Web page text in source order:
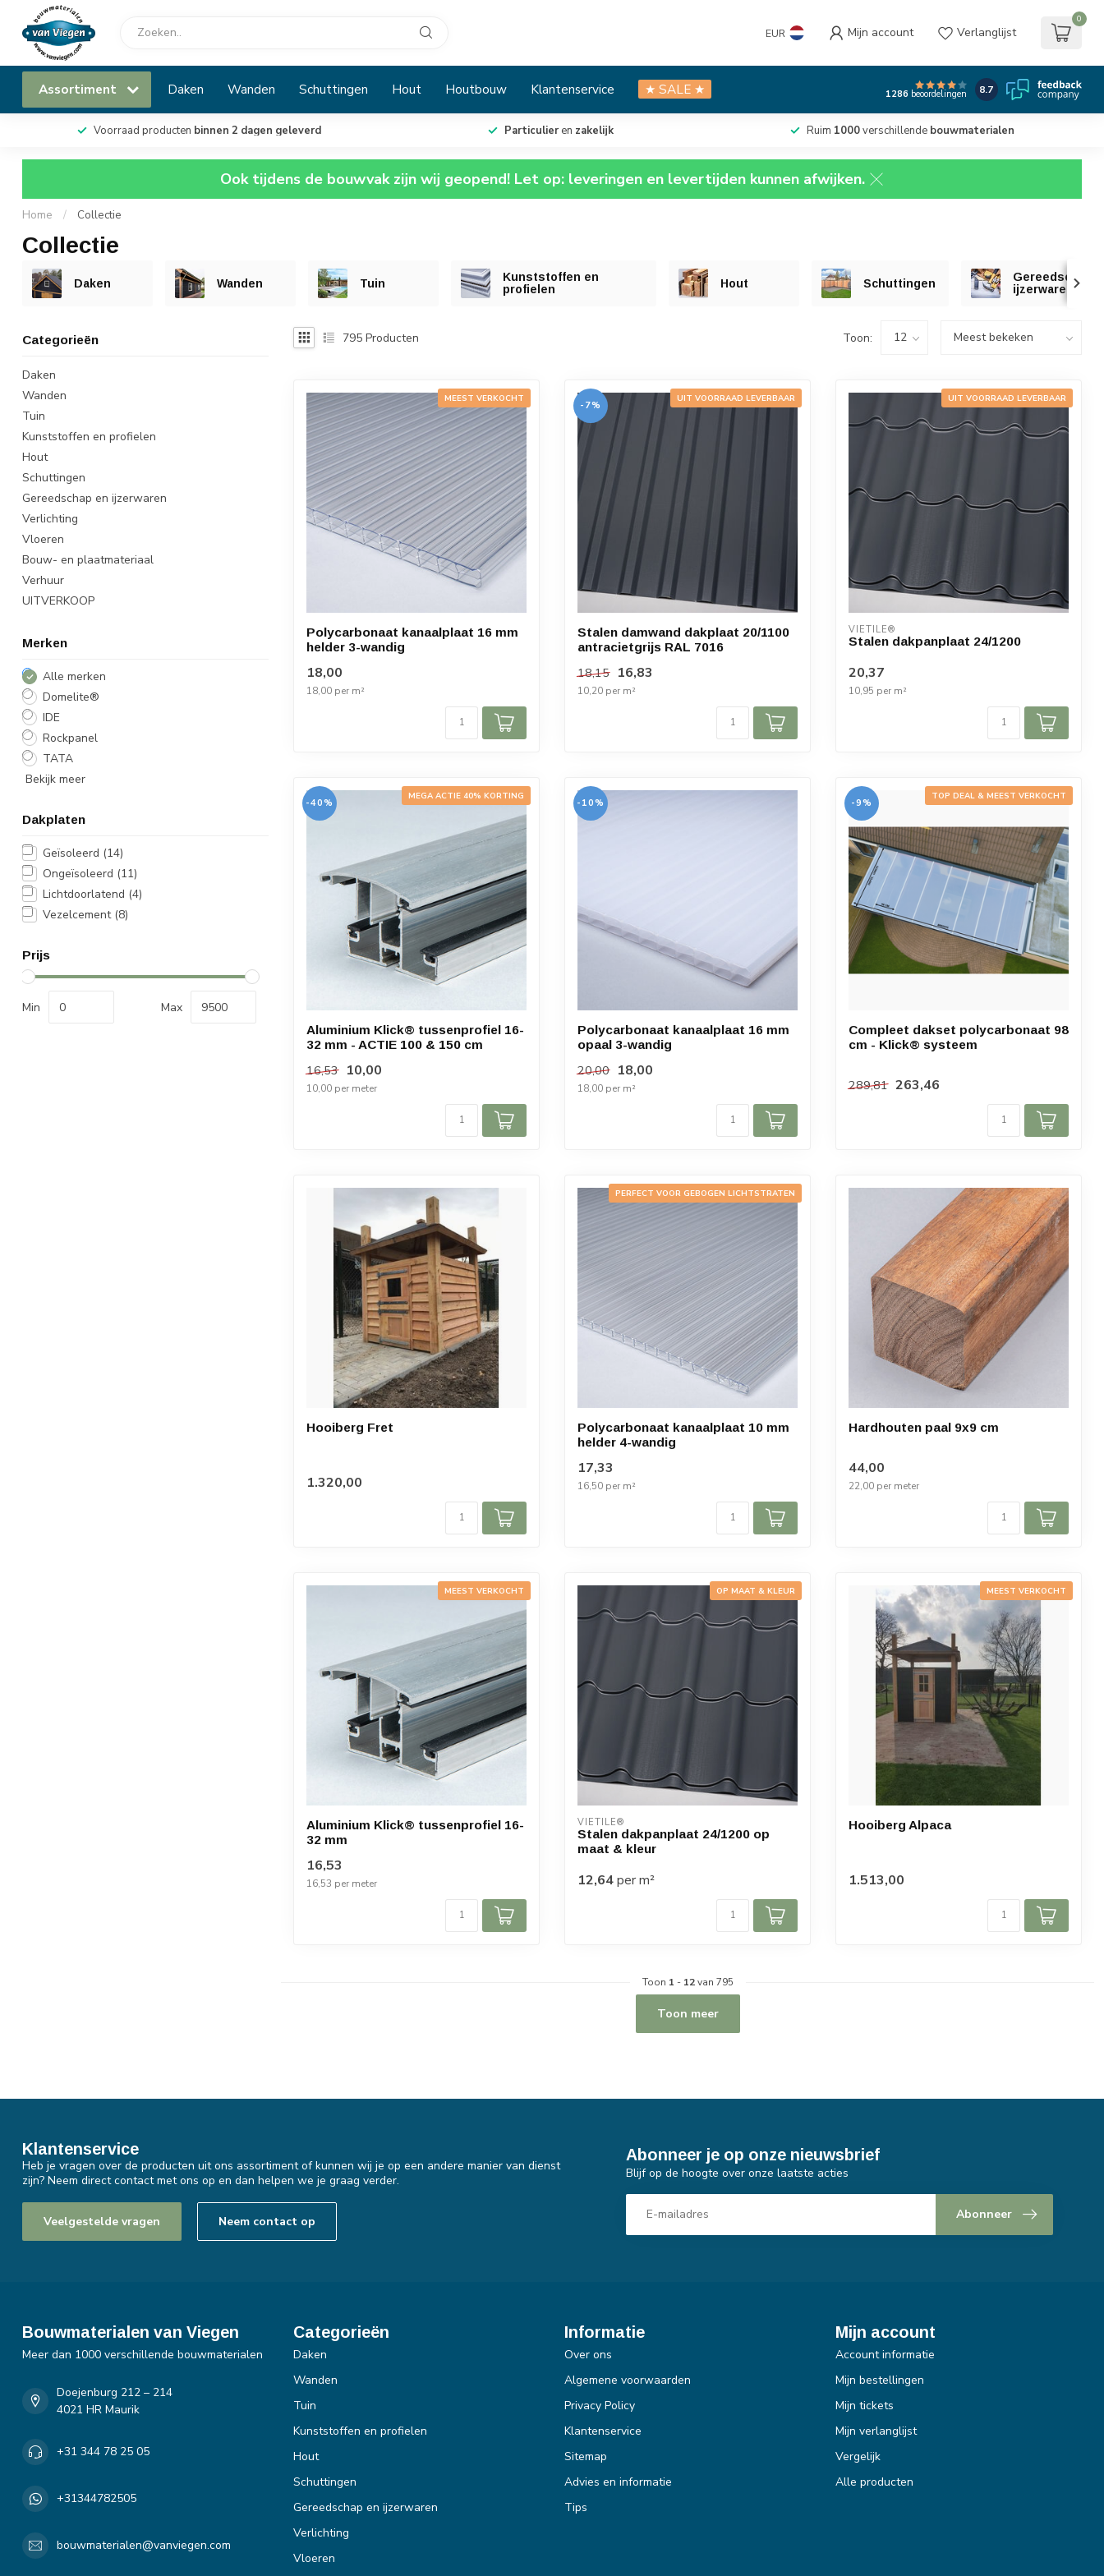
EUR Mijn account Verlanglijst
0
Assortiment Daken Wanden Schuttingen Hout Houtbouw Klantenservice ★ SALE ★ 1286 beoordelingen 8.7
Voorraad producten binnen 2 dagen geleverd Particulieren zakelijk Ruim 1000verschillende bouwmaterialen
Ook tijdens de bouwvak zijn wij geopend! Let op: leveringen en levertijden kunnen afwijken.
Home / Collectie
Collectie
Daken Wanden Tuin
Kunststoffen en
profielen
Hout Schuttingen
Gereedschap
ijzerwaren
Categorieën
Daken
Wanden
Tuin
Kunststoffen en profielen
Hout
Schuttingen
Gereedschap en ijzerwaren
Verlichting
Vloeren
Bouw- en plaatmateriaal
Verhuur
UITVERKOOP
Merken
Alle merken
Domelite®
IDE
Rockpanel
TATA
Bekijk meer
Dakplaten
Geïsoleerd (14)
Ongeïsoleerd (11)
Lichtdoorlatend (4)
Vezelcement (8)
Prijs
Min Max
795 Producten Toon:
MEEST VERKOCHT
Polycarbonaat kanaalplaat 16 mm
helder 3-wandig
18,00
18,00 per m²
UIT VOORRAAD LEVERBAAR
-7%
Stalen damwand dakplaat 20/1100
antracietgrijs RAL 7016
18,15 16,83
10,20 per m²
UIT VOORRAAD LEVERBAAR
VIETILE®
Stalen dakpanplaat 24/1200
20,37
10,95 per m²
MEGA ACTIE 40% KORTING
-40%
Aluminium Klick® tussenprofiel 16-
32 mm - ACTIE 100 & 150 cm
16,53 10,00
10,00 per meter
-10%
Polycarbonaat kanaalplaat 16 mm
opaal 3-wandig
20,00 18,00
18,00 per m²
TOP DEAL & MEEST VERKOCHT
-9%
Compleet dakset polycarbonaat 98
cm - Klick® systeem
289,81 263,46
Hooiberg Fret
1.320,00
PERFECT VOOR GEBOGEN LICHTSTRATEN
Polycarbonaat kanaalplaat 10 mm
helder 4-wandig
17,33
16,50 per m²
Hardhouten paal 9x9 cm
44,00
22,00 per meter
MEEST VERKOCHT
Aluminium Klick® tussenprofiel 16-
32 mm
16,53
16,53 per meter
OP MAAT & KLEUR
VIETILE®
Stalen dakpanplaat 24/1200 op
maat & kleur
12,64per m²
MEEST VERKOCHT
Hooiberg Alpaca
1.513,00
Toon 1 - 12van 795
Toon meer
Klantenservice
Heb je vragen over de producten uit ons assortiment of kunnen wij je op een andere manier van dienst
zijn? Neem direct contact met ons op en dan helpen we je graag verder.
Veelgestelde vragen Neem contact op
Abonneer je op onze nieuwsbrief
Blijf op de hoogte over onze laatste acties
Abonneer
Bouwmaterialen van Viegen
Meer dan 1000 verschillende bouwmaterialen
Doejenburg 212 – 214
4021 HR Maurik
+31 344 78 25 05
+31344782505
bouwmaterialen@vanviegen.com
Categorieën
Daken
Wanden
Tuin
Kunststoffen en profielen
Hout
Schuttingen
Gereedschap en ijzerwaren
Verlichting
Vloeren
Informatie
Over ons
Algemene voorwaarden
Privacy Policy
Klantenservice
Sitemap
Advies en informatie
Tips
Mijn account
Account informatie
Mijn bestellingen
Mijn tickets
Mijn verlanglijst
Vergelijk
Alle producten